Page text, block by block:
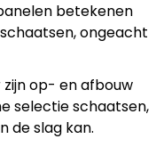
betekenen
ongeacht
zijn op- en afbouw
selectie schaatsen,
de slag kan.